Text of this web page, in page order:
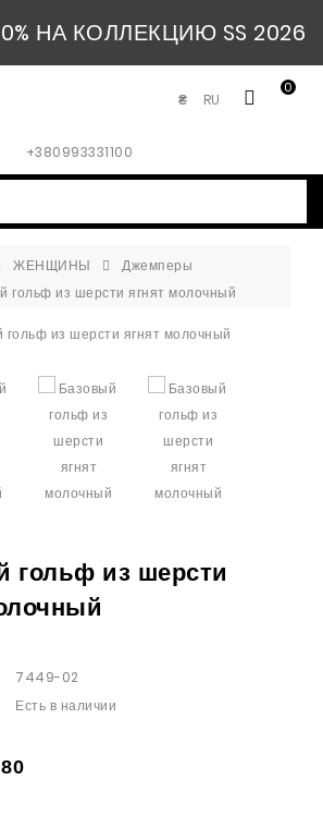
НА КОЛЛЕКЦИЮ SS 2026
0
RU
₴
+380993331100
ЖЕНЩИНЫ
Джемперы
гольф из шерсти ягнят молочный
гольф из шерсти
7449-02
Есть в наличии